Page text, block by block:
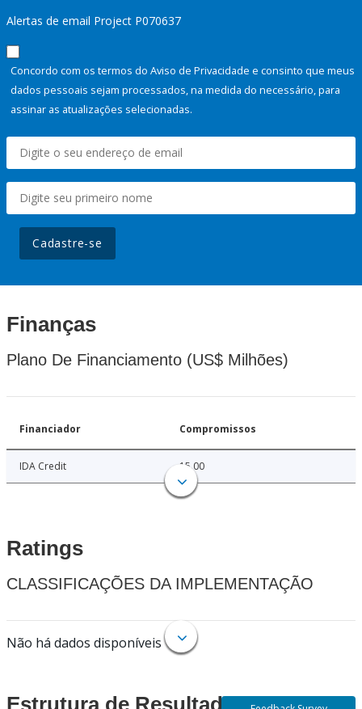
Alertas de email Project P070637
Concordo com os termos do Aviso de Privacidade e consinto que meus
dados pessoais sejam processados, na medida do necessário, para
assinar as atualizações selecionadas.
Cadastre-se
Finanças
Plano De Financiamento (US$ Milhões)
Financiador Compromissos
IDA Credit 15.00
Ratings
CLASSIFICAÇÕES DA IMPLEMENTAÇÃO
Não há dados disponíveis